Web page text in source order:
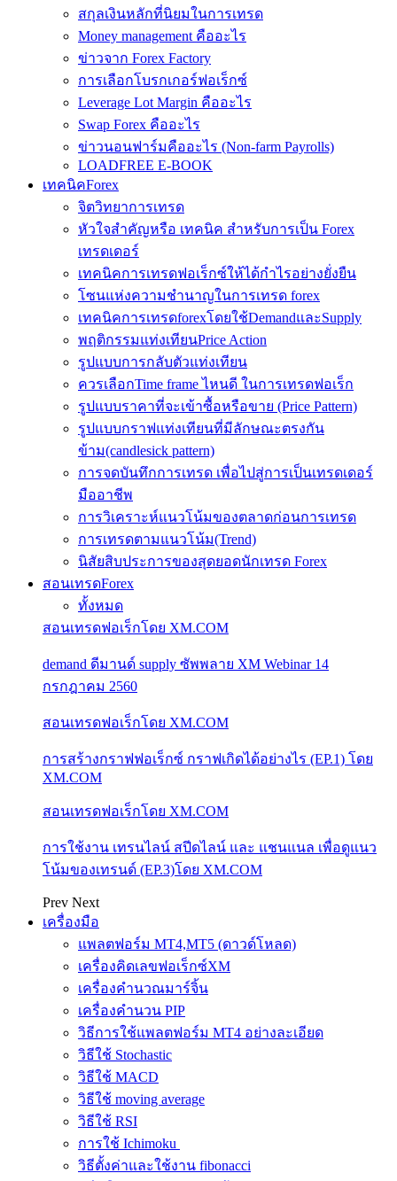
สกุลเงินหลักที่นิยมในการเทรด
Money management คืออะไร
ข่าวจาก Forex Factory
การเลือกโบรกเกอร์ฟอเร็กซ์
Leverage Lot Margin คืออะไร
Swap Forex คืออะไร
ข่าวนอนฟาร์มคืออะไร (Non-farm Payrolls)
LOADFREE E-BOOK
เทคนิคForex
จิตวิทยาการเทรด
หัวใจสำคัญหรือ เทคนิค สำหรับการเป็น Forex
เทรดเดอร์
เทคนิคการเทรดฟอเร็กซ์ให้ได้กำไรอย่างยั่งยืน
โซนแห่งความชำนาญในการเทรด forex
เทคนิคการเทรดforexโดยใช้DemandและSupply
พฤติกรรมแท่งเทียนPrice Action
รูปแบบการกลับตัวแท่งเทียน
ควรเลือกTime frame ไหนดี ในการเทรดฟอเร็ก
รูปแบบราคาที่จะเข้าซื้อหรือขาย (Price Pattern)
รูปแบบกราฟแท่งเทียนที่มีลักษณะตรงกัน
ข้าม(candlesick pattern)
การจดบันทึกการเทรด เพื่อไปสู่การเป็นเทรดเดอร์
มืออาชีพ
การวิเคราะห์แนวโน้มของตลาดก่อนการเทรด
การเทรดตามแนวโน้ม(Trend)
นิสัยสิบประการของสุดยอดนักเทรด Forex
สอนเทรดForex
ทั้งหมด
สอนเทรดฟอเร็กโดย XM.COM
demand ดีมานด์ supply ซัพพลาย XM Webinar 14
กรกฎาคม 2560
สอนเทรดฟอเร็กโดย XM.COM
การสร้างกราฟฟอเร็กซ์ กราฟเกิดได้อย่างไร (EP.1) โดย
XM.COM
สอนเทรดฟอเร็กโดย XM.COM
การใช้งาน เทรนไลน์ สปีดไลน์ และ แชนแนล เพื่อดูแนว
โน้มของเทรนด์ (EP.3)โดย XM.COM
Prev Next
เครื่องมือ
แพลตฟอร์ม MT4,MT5 (ดาวด์โหลด)
เครื่องคิดเลขฟอเร็กซ์XM
เครื่องคำนวณมาร์จิ้น
เครื่องคำนวน PIP
วิธีการใช้แพลตฟอร์ม MT4 อย่างละเอียด
วิธีใช้ Stochastic
วิธีใช้ MACD
วิธีใช้ moving average
วิธีใช้ RSI
การใช้ Ichimoku
วิธีตั้งค่าและใช้งาน fibonacci